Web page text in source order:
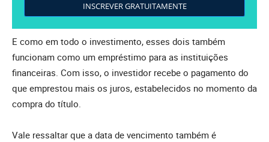
INSCREVER GRATUITAMENTE
E como em todo o investimento, esses dois também
funcionam como um empréstimo para as instituições
financeiras. Com isso, o investidor recebe o pagamento do
que emprestou mais os juros, estabelecidos no momento da
compra do título.
Vale ressaltar que a data de vencimento também é